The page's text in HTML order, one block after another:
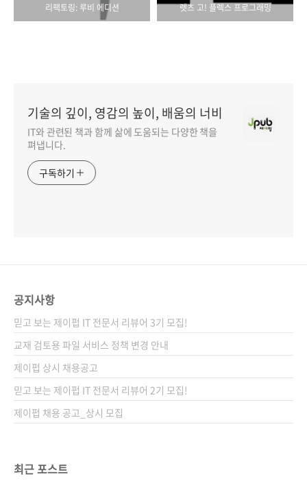
리팩토링: 루비 에디션 렛츠 고! 플렉스 프로그래밍
기술의 깊이, 영감의 높이, 배움의 너비
IT와 관련된 책과 함께 삶에 도움되는 다양한 책을
펴냅니다.
구독하기
공지사항
믿고 보는 제이펍 IT 전문서 리뷰어 3기 모집!
교재 검토용 파일 서비스 정책 변경 안내
제이펍 상시 채용공고
믿고 보는 제이펍 IT 전문서 리뷰어 2기 모집!
제이펍 채용 공고_상시 모집
최근 포스트